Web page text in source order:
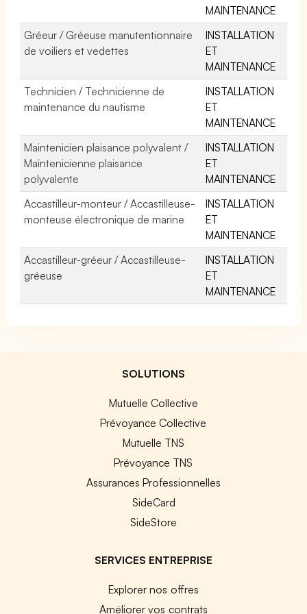
MAINTENANCE
Gréeur / Gréeuse manutentionnaire
de voiliers et vedettes
INSTALLATION
ET
MAINTENANCE
Technicien / Technicienne de
maintenance du nautisme
INSTALLATION
ET
MAINTENANCE
Maintenicien plaisance polyvalent /
Maintenicienne plaisance
polyvalente
INSTALLATION
ET
MAINTENANCE
Accastilleur-monteur / Accastilleuse-
monteuse électronique de marine
INSTALLATION
ET
MAINTENANCE
Accastilleur-gréeur / Accastilleuse-
gréeuse
INSTALLATION
ET
MAINTENANCE
SOLUTIONS
Mutuelle Collective
Prévoyance Collective
Mutuelle TNS
Prévoyance TNS
Assurances Professionnelles
SideCard
SideStore
SERVICES ENTREPRISE
Explorer nos offres
Améliorer vos contrats